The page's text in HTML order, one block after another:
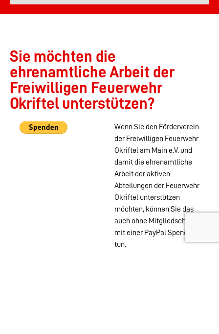
Sie möchten die
ehrenamtliche Arbeit der
Freiwilligen Feuerwehr
Okriftel unterstützen?
Wenn Sie den Förderverein
der Freiwilligen Feuerwehr
Okriftel am Main e.V. und
damit die ehrenamtliche
Arbeit der aktiven
Abteilungen der Feuerwehr
Okriftel unterstützen
möchten, können Sie das
auch ohne Mitgliedschaft
mit einer PayPal Spende
tun.